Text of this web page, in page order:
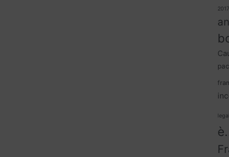
2017